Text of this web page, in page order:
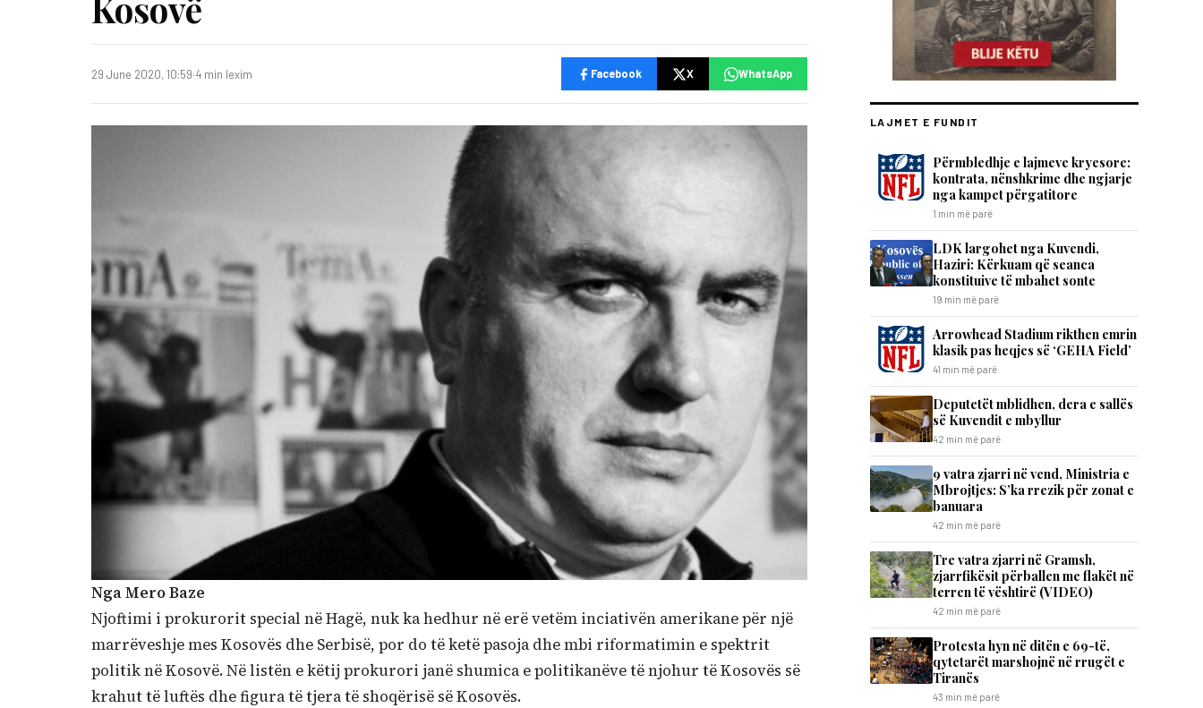
29 June 2020, 10:59·4 min lexim Facebook X WhatsApp
Nga Mero Baze
Njoftimi i prokurorit special në Hagë, nuk ka hedhur në erë vetëm inciativën amerikane për një
marrëveshje mes Kosovës dhe Serbisë, por do të ketë pasoja dhe mbi riformatimin e spektrit
politik në Kosovë. Në listën e këtij prokurori janë shumica e politikanëve të njohur të Kosovës së
krahut të luftës dhe figura të tjera të shoqërisë së Kosovës.
LAJMET E FUNDIT
Përmbledhje e lajmeve kryesore:
kontrata, nënshkrime dhe ngjarje
nga kampet përgatitore
1 min më parë
LDK largohet nga Kuvendi,
Haziri: Kërkuam që seanca
konstituive të mbahet sonte
19 min më parë
Arrowhead Stadium rikthen emrin
klasik pas heqjes së ‘GEHA Field’
41 min më parë
Deputetët mblidhen, dera e sallës
së Kuvendit e mbyllur
42 min më parë
9 vatra zjarri në vend, Ministria e
Mbrojtjes: S’ka rrezik për zonat e
banuara
42 min më parë
Tre vatra zjarri në Gramsh,
zjarrfikësit përballen me flakët në
terren të vështirë (VIDEO)
42 min më parë
Protesta hyn në ditën e 69-të,
qytetarët marshojnë në rrugët e
Tiranës
43 min më parë